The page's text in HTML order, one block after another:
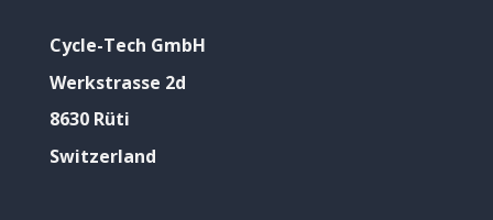
Cycle-Tech GmbH
Werkstrasse 2d
8630 Rüti
Switzerland